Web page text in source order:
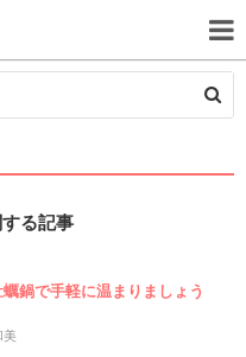
る記事
鍋で手軽に温まりましょう
美